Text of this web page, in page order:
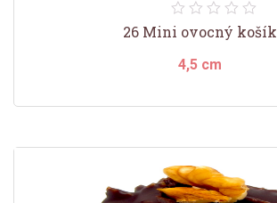
26 Mini ovocný košík
4,5 cm